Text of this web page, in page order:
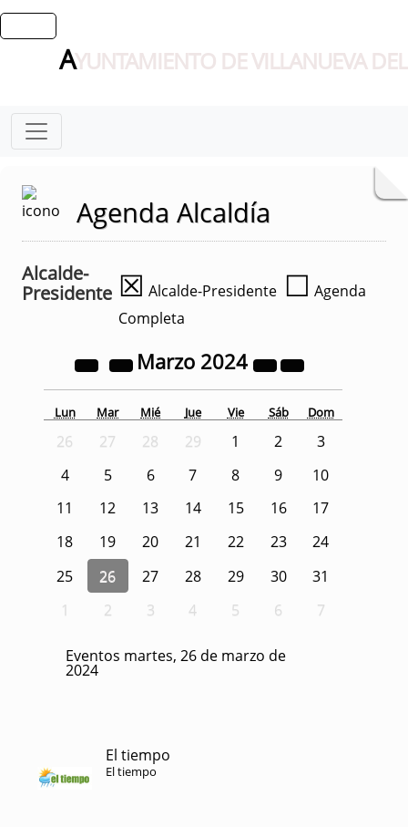
AYUNTAMIENTO DE VILLANUEVA
Agenda Alcaldía
Alcalde-
Presidente ☒ Alcalde-Presidente ☐ Agenda
Completa
Marzo 2024
Lun Mar Mié Jue Vie Sáb Dom
26 27 28 29 1 2
3
4
5 6 7 8 9
10
11
12 13 14 15 16
17
18
19 20 21 22 23
24
25
26 27 28 29 30
31
1
2 3 4 5 6 7
Eventos martes, 26 de marzo de
2024
El tiempo
El tiempo